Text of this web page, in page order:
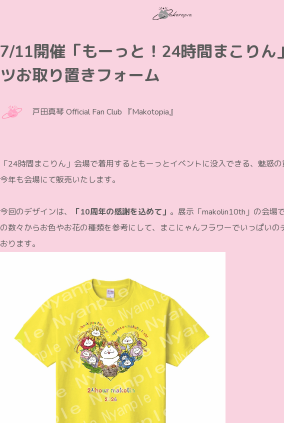
7/11開催「もーっと！24時間まこりん
ツお取り置きフォーム
戸田真琴 Official Fan Club 『Makotopia』
「24時間まこりん」会場で着用するともーっとイベントに没入できる、魅惑
今年も会場にて販売いたします。
今回のデザインは、 「10周年の感謝を込めて」 。展示「makolin10th」の会場
の数々からお色やお花の種類を参考にして、まこにゃんフラワーでいっぱいの
おります。